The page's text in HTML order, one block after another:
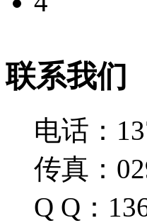
联系我们
电话：
传真：
Q Q：